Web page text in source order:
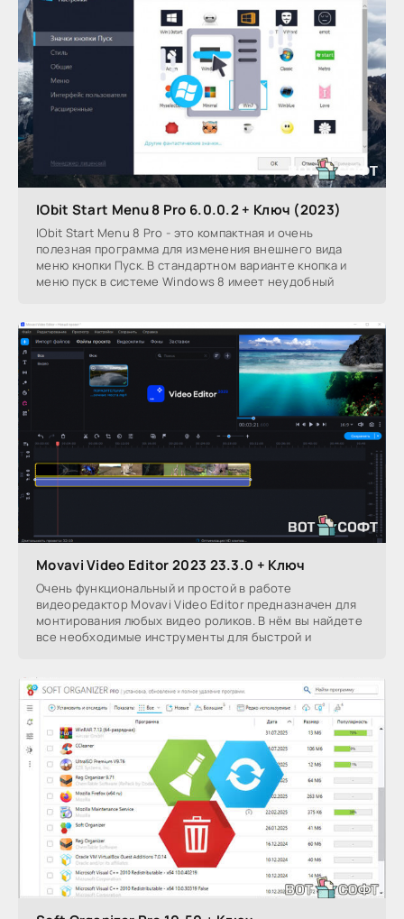
IObit Start Menu 8 Pro 6.0.0.2 + Ключ (2023)
IObit Start Menu 8 Pro - это компактная и очень
полезная программа для изменения внешнего вида
меню кнопки Пуск. В стандартном варианте кнопка и
меню пуск в системе Windows 8 имеет неудобный
Movavi Video Editor 2023 23.3.0 + Ключ
Очень функциональный и простой в работе
видеоредактор Movavi Video Editor предназначен для
монтирования любых видео роликов. В нём вы найдете
все необходимые инструменты для быстрой и